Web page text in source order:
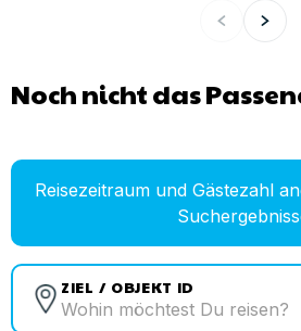
Noch nicht das
Reisezeitraum und Gästezahl
ZIEL / OBJEKT ID